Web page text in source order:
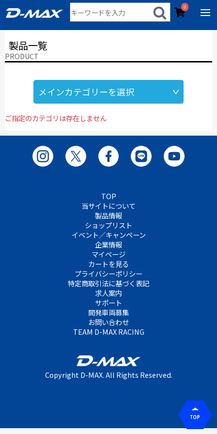
0
製品一覧
PRODUCT
ご指定のカテゴリは存在しません
TOP
当サイトについて
製品情報
ショップリスト
イベント／キャンペーン
企業情報
マイページ
カートを見る
プライバシーポリシー
特定商取引法に基づく表記
求人案内
サポート
開発車両募集
お問い合わせ
TEAM D-MAX RACING
Copyright D-MAX. All Rights Reserved.